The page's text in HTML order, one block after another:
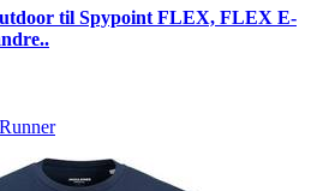
til Spypoint FLEX, FLEX E-